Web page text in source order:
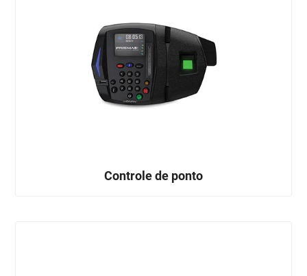
Controle de ponto